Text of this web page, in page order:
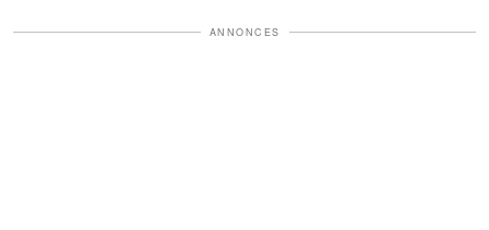
ANNONCES